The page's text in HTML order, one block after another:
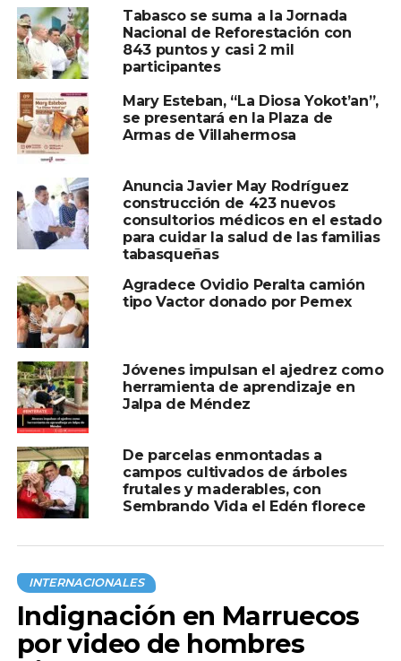
TEMAS RELACIONADOS: PORTADA
A CONTINUACIÓN
Catar cierra su espacio aéreo por razones de
seguridad
NO TE PIERDAS
Atentado suicida durante misa en iglesia de
Siria deja al menos 20 muertos y 52 heridos
Tabasco se suma a la Jornada
Nacional de Reforestación con
843 puntos y casi 2 mil
participantes
Mary Esteban, “La Diosa Yokot’an”,
se presentará en la Plaza de
Armas de Villahermosa
Anuncia Javier May Rodríguez
construcción de 423 nuevos
consultorios médicos en el estado
para cuidar la salud de las familias
tabasqueñas
Agradece Ovidio Peralta camión
tipo Vactor donado por Pemex
Jóvenes impulsan el ajedrez como
herramienta de aprendizaje en
Jalpa de Méndez
De parcelas enmontadas a
campos cultivados de árboles
frutales y maderables, con
Sembrando Vida el Edén florece
INTERNACIONALES
Indignación en Marruecos
por video de hombres